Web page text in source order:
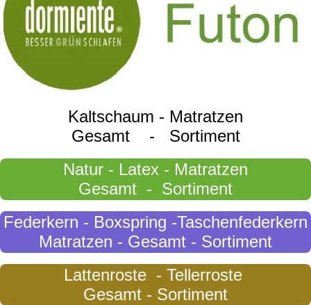
Kaltschaum - Matratzen
Gesamt - Sortiment
Natur - Latex - Matratzen
Gesamt - Sortiment
Federkern - Boxspring -Taschenfederkern
Matratzen - Gesamt - Sortiment
Lattenroste - Tellerroste
Gesamt - Sortiment